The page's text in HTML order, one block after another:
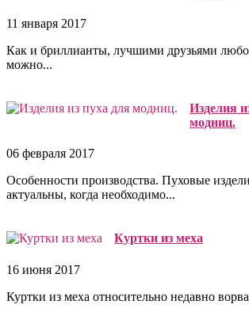
11 января 2017
Как и бриллианты, лучшими друзьями
можно...
Изделия
модниц.
06 февраля 2017
Особенности производства. Пуховые
актуальны, когда необходимо...
Куртки из меха
16 июня 2017
Куртки из меха относительно недавно